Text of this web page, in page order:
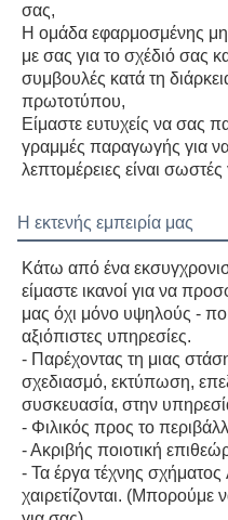
σας,
Η ομάδα εφαρμοσμένης
με σας για το σχέδιό σας
συμβουλές κατά τη
πρωτοτύπου,
Είμαστε ευτυχείς να σας
γραμμές παραγωγής για
λεπτομέρειες είναι
Η εκτενής εμπειρία μας
Κάτω από ένα
είμαστε ικανοί για να
μας όχι μόνο υψηλούς -
αξιόπιστες υπηρεσίες.
- Παρέχοντας τη μιας
σχεδιασμό, εκτύπωση,
συσκευασία, στην
- Φιλικός προς το
- Ακριβής ποιοτική
- Τα έργα τέχνης
χαιρετίζονται. (Μπορούμε